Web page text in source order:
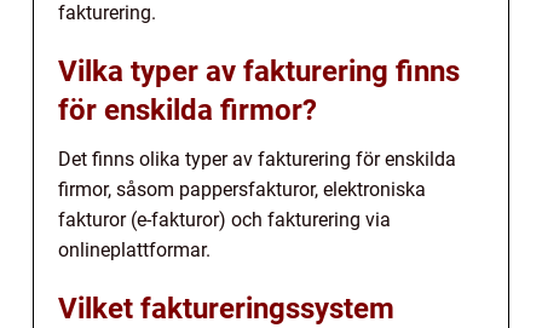
fakturering.
Vilka typer av fakturering finns
för enskilda firmor?
Det finns olika typer av fakturering för enskilda
firmor, såsom pappersfakturor, elektroniska
fakturor (e-fakturor) och fakturering via
onlineplattformar.
Vilket faktureringssystem